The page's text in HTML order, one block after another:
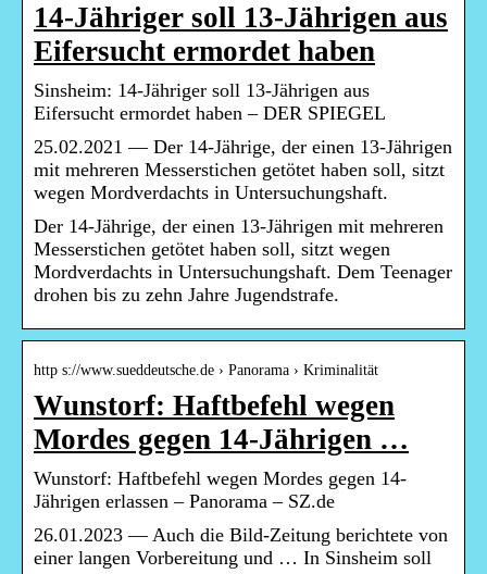
14-Jähriger soll 13-Jährigen aus
Eifersucht ermordet haben
Sinsheim: 14-Jähriger soll 13-Jährigen aus
Eifersucht ermordet haben – DER SPIEGEL
25.02.2021 — Der 14-Jährige, der einen 13-Jährigen
mit mehreren Messerstichen getötet haben soll, sitzt
wegen Mordverdachts in Untersuchungshaft.
Der 14-Jährige, der einen 13-Jährigen mit mehreren
Messerstichen getötet haben soll, sitzt wegen
Mordverdachts in Untersuchungshaft. Dem Teenager
drohen bis zu zehn Jahre Jugendstrafe.
http s://www.sueddeutsche.de › Panorama › Kriminalität
Wunstorf: Haftbefehl wegen
Mordes gegen 14-Jährigen …
Wunstorf: Haftbefehl wegen Mordes gegen 14-
Jährigen erlassen – Panorama – SZ.de
26.01.2023 — Auch die Bild-Zeitung berichtete von
einer langen Vorbereitung und … In Sinsheim soll